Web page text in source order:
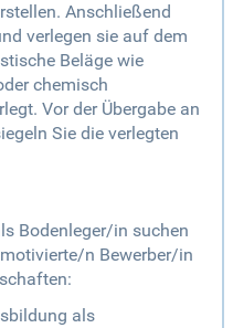
Anschließend
verlegen sie auf dem
Beläge wie
chemisch
Vor der Übergabe an
Sie die verlegten
Bodenleger/in suchen
n Bewerber/in
als